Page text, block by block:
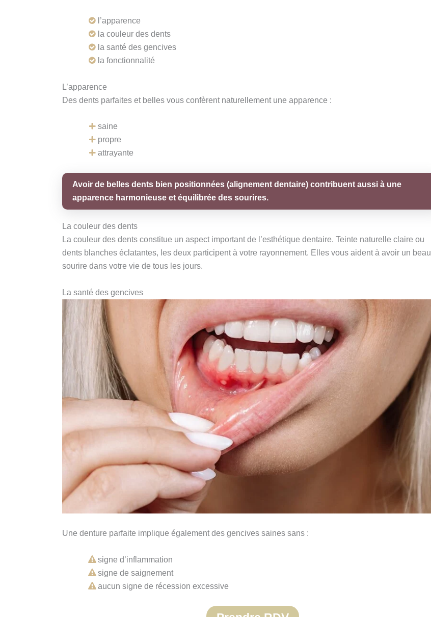
l’apparence
la couleur des dents
la santé des gencives
la fonctionnalité
L’apparence
Des dents parfaites et belles vous confèrent naturellement une apparence :
saine
propre
attrayante
Avoir de belles dents bien positionnées (alignement dentaire) contribuent aussi à une
apparence harmonieuse et équilibrée des sourires.
La couleur des dents
La couleur des dents constitue un aspect important de l’esthétique dentaire. Teinte naturelle claire ou
dents blanches éclatantes, les deux participent à votre rayonnement. Elles vous aident à avoir un beau
sourire dans votre vie de tous les jours.
La santé des gencives
Une denture parfaite implique également des gencives saines sans :
signe d’inflammation
signe de saignement
aucun signe de récession excessive